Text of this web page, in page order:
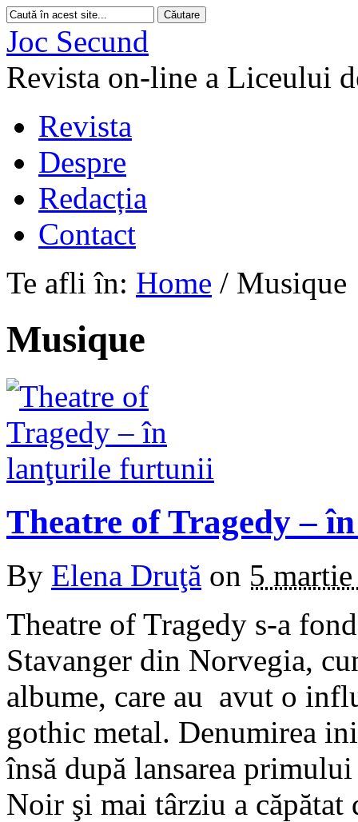
Joc Secund
Revista on-line a Liceului
Revista
Despre
Redacția
Contact
Te afli în: Home / Musique
Musique
Theatre of Tragedy –
By Elena Druţă on 5
Theatre of Tragedy s-a
Stavanger din Norvegia,
albume, care au avut o
gothic metal. Denumirea
însă după lansarea
Noir şi mai târziu a